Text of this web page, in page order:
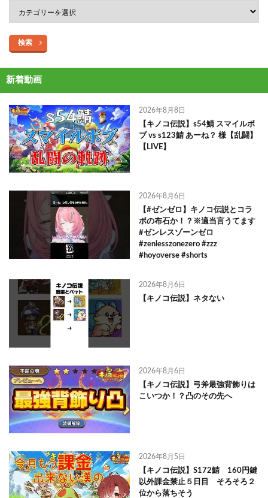
検索
新着動画
2026年8月8日
【キノコ伝説】s54鯖 スマイルボ
ブ vs s123鯖 あーね？ 様【乱闘】
【LIVE】
2026年8月6日
【#ゼンゼロ】キノコ伝説とコラ
ボの布石か！？※適当言うてます
#ゼンレスゾーンゼロ
#zenlesszonezero #zzz
#hoyoverse #shorts
2026年8月6日
【キノコ伝説】ネタない
2026年8月6日
【キノコ伝説】弓斧最強背飾りは
こいつか！？凸のその先へ
2026年8月5日
【キノコ伝説】S172鯖 160円鍵
以外課金禁止５日目 そろそろ２
位から落ちそう